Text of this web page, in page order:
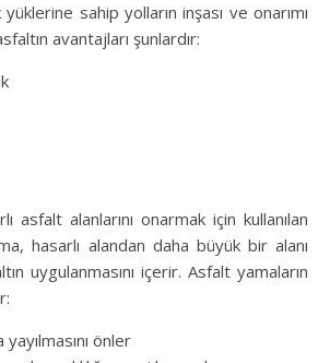
sahip yolların inşası ve onarımı
avantajları şunlardır:
asfalt alanlarını onarmak için kullanılan
hasarlı alandan daha büyük bir alanı
uygulanmasını içerir. Asfalt yamaların
önler